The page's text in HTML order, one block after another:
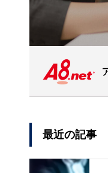
最近の記事